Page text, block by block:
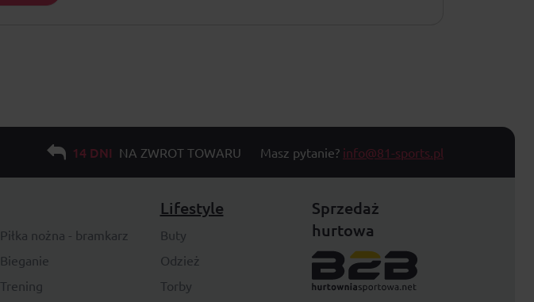
14 DNI NA ZWROT TOWARU Masz pytanie? info@81-sports.pl
Piłka nożna - bramkarz
Bieganie
Trening
Lifestyle
Buty
Odzież
Torby
Sprzedaż
hurtowa